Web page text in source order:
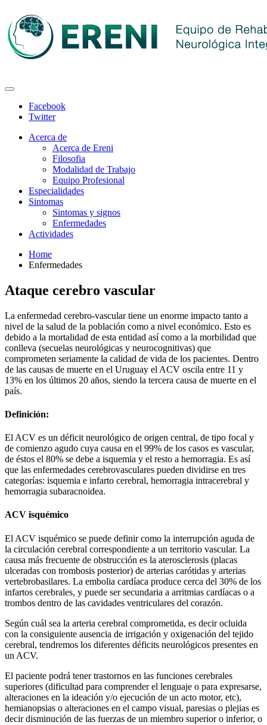
Facebook
Twitter
Acerca de
Acerca de Ereni
Filosofia
Modalidad de Trabajo
Equipo Profesional
Especialidades
Sintomas
Sintomas y signos
Enfermedades
Actividades
Home
Enfermedades
Ataque cerebro vascular
La enfermedad cerebro-vascular tiene un enorme impacto tanto a
nivel de la salud de la población como a nivel económico. Esto es
debido a la mortalidad de esta entidad así como a la morbilidad que
conlleva (secuelas neurológicas y neurocognitivas) que
comprometen seriamente la calidad de vida de los pacientes. Dentro
de las causas de muerte en el Uruguay el ACV oscila entre 11 y
13% en los últimos 20 años, siendo la tercera causa de muerte en el
país.
Definición:
El ACV es un déficit neurológico de origen central, de tipo focal y
de comienzo agudo cuya causa en el 99% de los casos es vascular,
de éstos el 80% se debe a isquemia y el resto a hemorragia. Es así
que las enfermedades cerebrovasculares pueden dividirse en tres
categorías: isquemia e infarto cerebral, hemorragia intracerebral y
hemorragia subaracnoidea.
ACV isquémico
El ACV isquémico se puede definir como la interrupción aguda de
la circulación cerebral correspondiente a un territorio vascular. La
causa más frecuente de obstrucción es la aterosclerosis (placas
ulceradas con trombosis posterior) de arterias carótidas y arterias
vertebrobasilares. La embolia cardíaca produce cerca del 30% de los
infartos cerebrales, y puede ser secundaria a arritmias cardíacas o a
trombos dentro de las cavidades ventriculares del corazón.
Según cuál sea la arteria cerebral comprometida, es decir ocluida
con la consiguiente ausencia de irrigación y oxigenación del tejido
cerebral, tendremos los diferentes déficits neurológicos presentes en
un ACV.
El paciente podrá tener trastornos en las funciones cerebrales
superiores (dificultad para comprender el lenguaje o para expresarse,
alteraciones en la ideación y/o ejecución de un acto motor, etc),
hemianopsias o alteraciones en el campo visual, paresias o plejias es
decir disminución de las fuerzas de un miembro superior o inferior, o